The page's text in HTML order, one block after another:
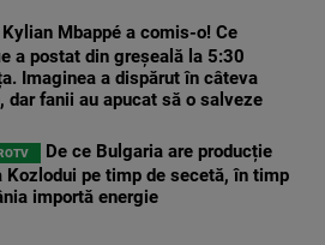
Kylian Mbappé a comis-o! Ce
a postat din greșeală la 5:30
Imaginea a dispărut în câteva
dar fanii au apucat să o salveze
De ce Bulgaria are producție
Kozlodui pe timp de secetă, în timp
importă energie